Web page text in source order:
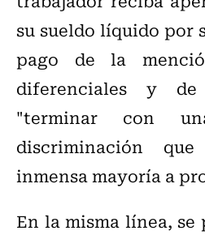
su sueldo líquido por
pago de la
diferenciales y
"terminar con
discriminación
inmensa mayoría a
En la misma línea,